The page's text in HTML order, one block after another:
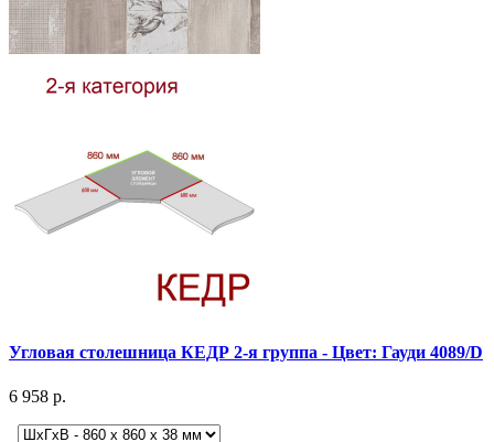
Угловая столешница КЕДР 2-я группа - Цвет: Гауди 4089/D
6 958 р.